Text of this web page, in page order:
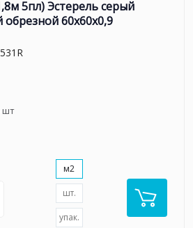
5пл) Эстерель серый
60x60x0,9
шт
м2
шт.
упак.